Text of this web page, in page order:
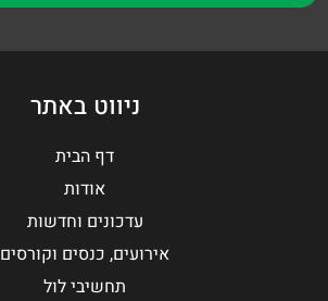
ניווט באתר
דף הבית
אודות
עדכונים וחדשות
אירועים, כנסים וקורסים
תחשיבי לול